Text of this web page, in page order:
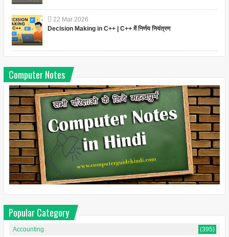
22 Mar 2026
Decision Making in C++ | C++ में निर्णय नियंत्रण
Computer Notes
Popular Category
Accounting
(395)